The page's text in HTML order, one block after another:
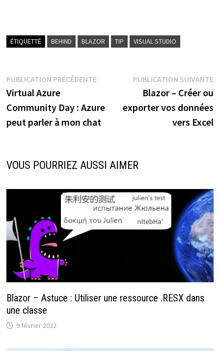
ÉTIQUETTÉ BEHIND BLAZOR TIP VISUAL STUDIO
Navigation
de
l’article
PUBLICATION PRÉCÉDENTEPublication
Virtual Azure
Community Day : Azure
peut parler à mon chat
PUBLICATION SUIVANTE
Blazor – Créer ou
exporter vos données
vers Excel
VOUS POURRIEZ AUSSI AIMER
Blazor – Astuce : Utiliser une ressource .RESX dans
une classe
9 février 2022